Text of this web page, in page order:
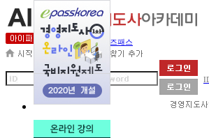
세무사아카데미 | 비즈패스